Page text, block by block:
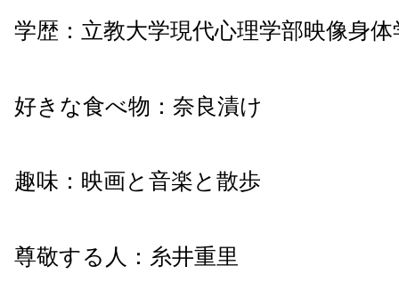
学歴：立教大学現代心理学部映像身
好きな食べ物：奈良漬け
趣味：映画と音楽と散歩
尊敬する人：糸井重里